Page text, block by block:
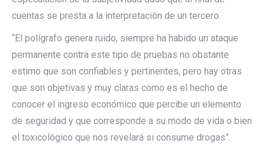
cuentas se presta a la interpretación de un tercero.
“El polígrafo genera ruido, siempre ha habido un ataque
permanente contra este tipo de pruebas no obstante
estimo que son confiables y pertinentes, pero hay otras
que son objetivas y muy claras como es el hecho de
conocer el ingreso económico que percibe un elemento
de seguridad y que corresponde a su modo de vida o bien
el toxicológico que nos revelará si consume drogas”.